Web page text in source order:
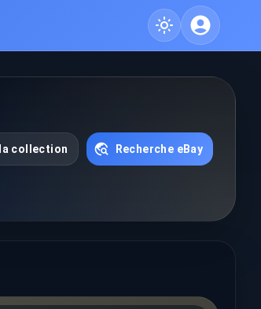
collection Recherche eBay